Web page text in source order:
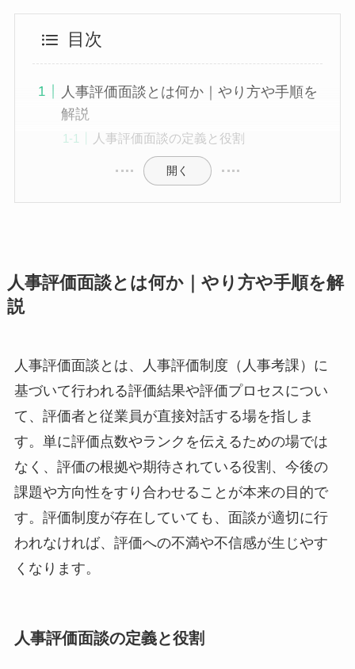
目次
人事評価面談とは何か｜やり方や手順を
解説
人事評価面談の定義と役割
開く
人事評価面談とは何か｜やり方や手順を解
説
人事評価面談とは、人事評価制度（人事考課）に
基づいて行われる評価結果や評価プロセスについ
て、評価者と従業員が直接対話する場を指しま
す。単に評価点数やランクを伝えるための場では
なく、評価の根拠や期待されている役割、今後の
課題や方向性をすり合わせることが本来の目的で
す。評価制度が存在していても、面談が適切に行
われなければ、評価への不満や不信感が生じやす
くなります。
人事評価面談の定義と役割